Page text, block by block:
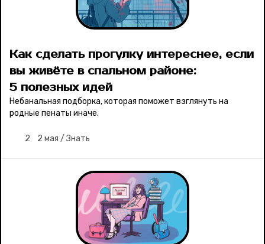
Как сделать прогулку интереснее, если
вы живёте в спальном районе:
5 полезных идей
Небанальная подборка, которая поможет взглянуть на
родные пенаты иначе.
2 2 мая / Знать